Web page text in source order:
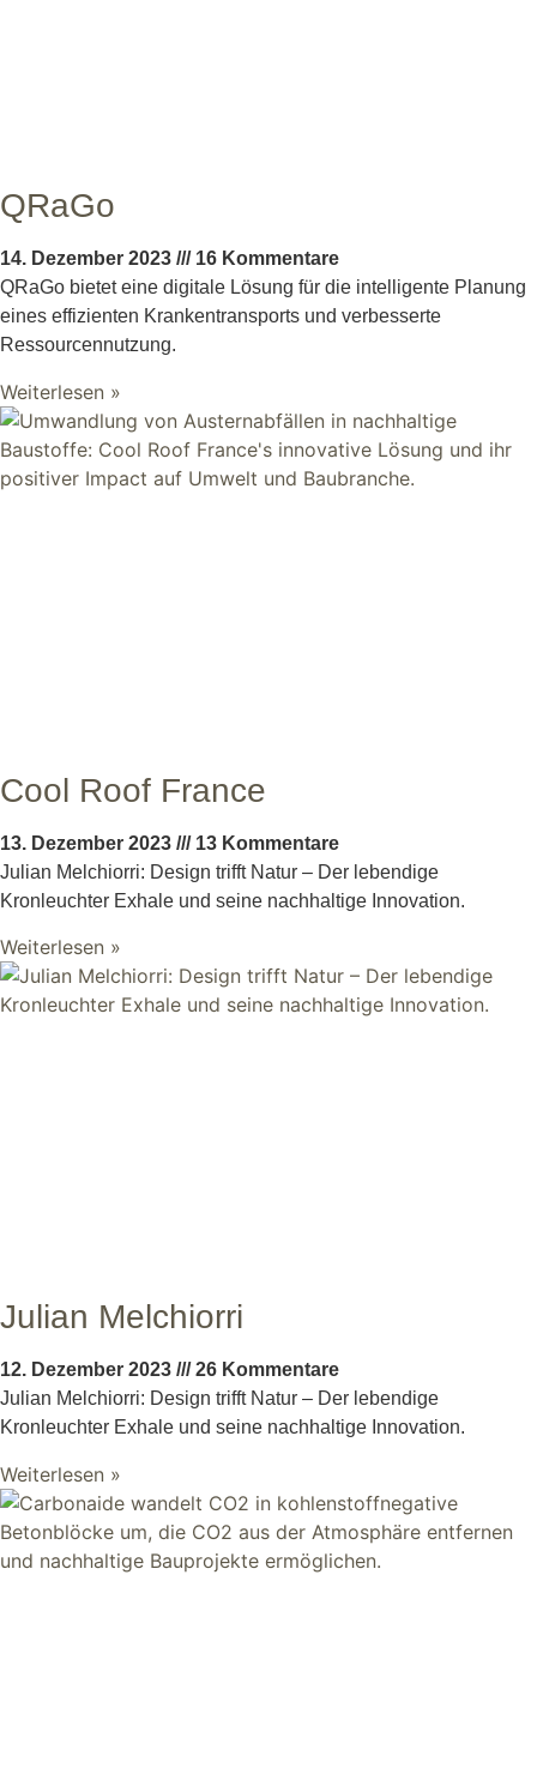
QRaGo
14. Dezember 2023
16 Kommentare
QRaGo bietet eine digitale Lösung für die intelligente Planung
eines effizienten Krankentransports und verbesserte
Ressourcennutzung.
Weiterlesen »
Cool Roof France
13. Dezember 2023
13 Kommentare
Julian Melchiorri: Design trifft Natur – Der lebendige
Kronleuchter Exhale und seine nachhaltige Innovation.
Weiterlesen »
Julian Melchiorri
12. Dezember 2023
26 Kommentare
Julian Melchiorri: Design trifft Natur – Der lebendige
Kronleuchter Exhale und seine nachhaltige Innovation.
Weiterlesen »